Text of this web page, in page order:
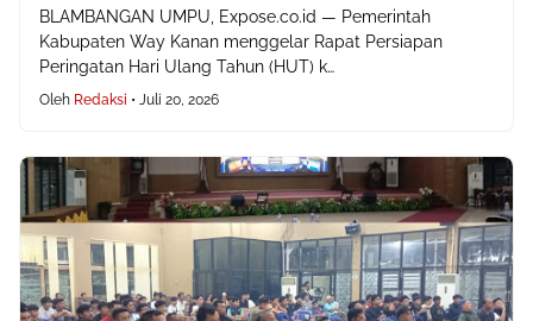
BLAMBANGAN UMPU, Expose.co.id — Pemerintah
Kabupaten Way Kanan menggelar Rapat Persiapan
Peringatan Hari Ulang Tahun (HUT) k…
Oleh Redaksi • Juli 20, 2026